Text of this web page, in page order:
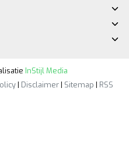
InStijl Media
| Disclaimer| Sitemap | RSS